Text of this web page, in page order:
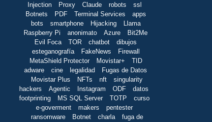
Injection
Proxy Claude robots
ssl
Botnets
PDF Terminal Services
apps
bots
smartphone Hijacking
Llama
Raspberry Pi
anonimato Azure
Bit2Me
Evil Foca
TOR chatbot
dibujos
esteganografía
FakeNews
Firewall
MetaShield Protector
Movistar+
TID
adware
cine legalidad
Fugas de Datos
Movistar Plus
NFTs nft
singularity
hackers
Agentic Instagram ODF
datos
footprinting
MS SQL Server TOTP
curso
e-goverment
makers
pentester
ransomware
Botnet charla
fuga de